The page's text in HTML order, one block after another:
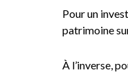
Pour un
patrimoine
À l’inverse,